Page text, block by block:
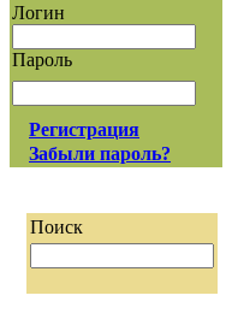
Логин
Пароль
Регистрация
Забыли пароль?
Поиск